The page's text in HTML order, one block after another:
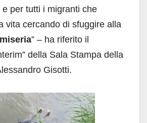
per tutti i migranti che
vita cercando di sfuggire alla
” – ha riferito il
della Sala Stampa della
Gisotti.